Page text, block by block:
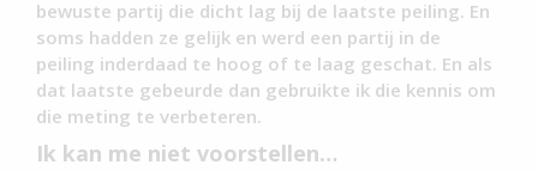
bewuste partij die dicht lag bij de laatste peiling. En
soms hadden ze gelijk en werd een partij in de
peiling inderdaad te hoog of te laag geschat. En als
dat laatste gebeurde dan gebruikte ik die kennis om
die meting te verbeteren.
Ik kan me niet voorstellen…